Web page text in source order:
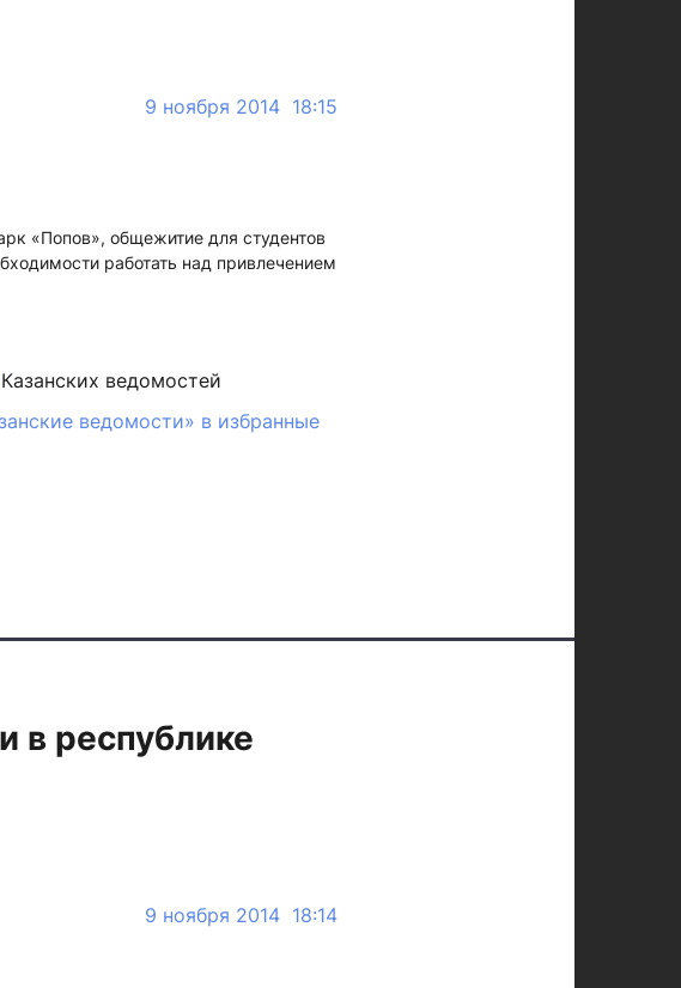
9 ноября 2014 18:15
«Попов», общежитие для студентов
работать над привлечением
Казанских ведомостей
ведомости» в избранные
в республике
9 ноября 2014 18:14